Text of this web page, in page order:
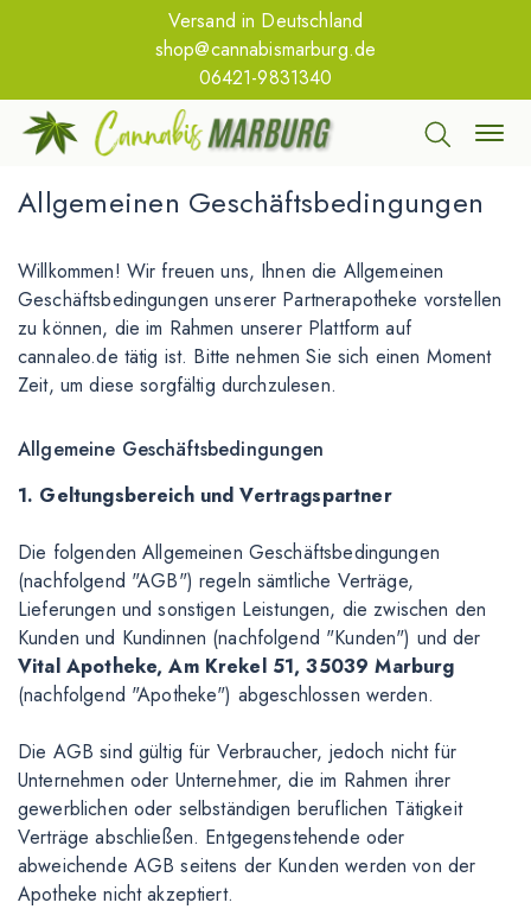
Versand in Deutschland
shop@cannabismarburg.de
06421-9831340
Allgemeinen Geschäftsbedingungen
Willkommen! Wir freuen uns, Ihnen die Allgemeinen
Geschäftsbedingungen unserer Partnerapotheke vorstellen
zu können, die im Rahmen unserer Plattform auf
cannaleo.de tätig ist. Bitte nehmen Sie sich einen Moment
Zeit, um diese sorgfältig durchzulesen.
Allgemeine Geschäftsbedingungen
1. Geltungsbereich und Vertragspartner
Die folgenden Allgemeinen Geschäftsbedingungen
(nachfolgend "AGB") regeln sämtliche Verträge,
Lieferungen und sonstigen Leistungen, die zwischen den
Kunden und Kundinnen (nachfolgend "Kunden") und der
Vital Apotheke, Am Krekel 51, 35039 Marburg
(nachfolgend "Apotheke") abgeschlossen werden.
Die AGB sind gültig für Verbraucher, jedoch nicht für
Unternehmen oder Unternehmer, die im Rahmen ihrer
gewerblichen oder selbständigen beruflichen Tätigkeit
Verträge abschließen. Entgegenstehende oder
abweichende AGB seitens der Kunden werden von der
Apotheke nicht akzeptiert.